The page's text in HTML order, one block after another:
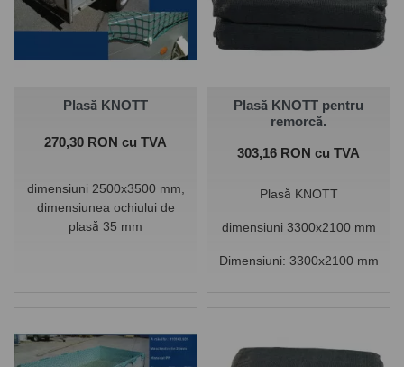
Plasă KNOTT
Pret
270,30 RON cu TVA
dimensiuni 2500x3500 mm,
dimensiunea ochiului de
plasă 35 mm
Plasă KNOTT pentru
remorcă.
Pret
303,16 RON cu TVA
Plasă KNOTT
dimensiuni 3300x2100 mm
Dimensiuni: 3300x2100 mm
produsele efectiv livrate